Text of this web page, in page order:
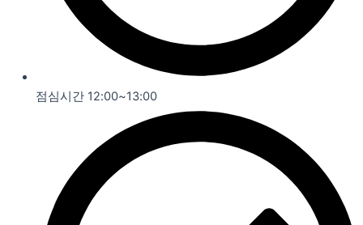
점심시간 12:00~13:00